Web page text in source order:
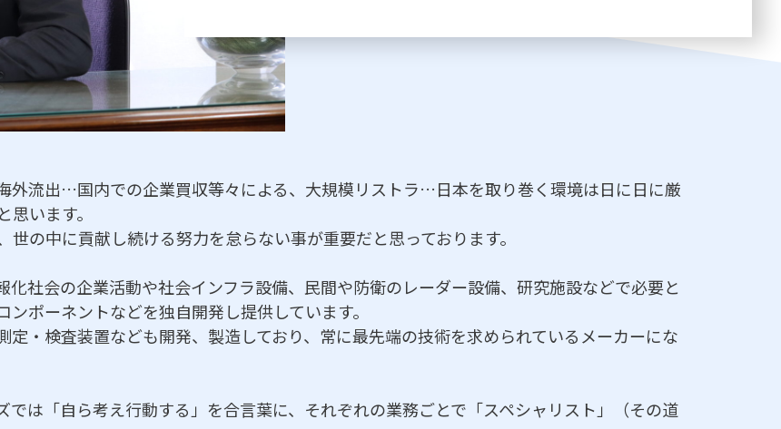
外流出…国内での企業買収等々による、大規模リストラ…日本を取り巻く環境は日に日に厳
います。
の中に貢献し続ける努力を怠らない事が重要だと思っております。
社会の企業活動や社会インフラ設備、民間や防衛のレーダー設備、研究施設などで必要と
ポーネントなどを独自開発し提供しています。
・検査装置なども開発、製造しており、常に最先端の技術を求められているメーカーにな
は「自ら考え行動する」を合言葉に、それぞれの業務ごとで「スペシャリスト」（その道